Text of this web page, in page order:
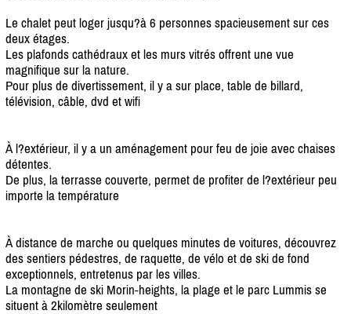
Le chalet peut loger jusqu?à 6 personnes spacieusement sur ces
deux étages.
Les plafonds cathédraux et les murs vitrés offrent une vue
magnifique sur la nature.
Pour plus de divertissement, il y a sur place, table de billard,
télévision, câble, dvd et wifi
À l?extérieur, il y a un aménagement pour feu de joie avec chaises
détentes.
De plus, la terrasse couverte, permet de profiter de l?extérieur peu
importe la température
À distance de marche ou quelques minutes de voitures, découvrez
des sentiers pédestres, de raquette, de vélo et de ski de fond
exceptionnels, entretenus par les villes.
La montagne de ski Morin-heights, la plage et le parc Lummis se
situent à 2kilomètre seulement